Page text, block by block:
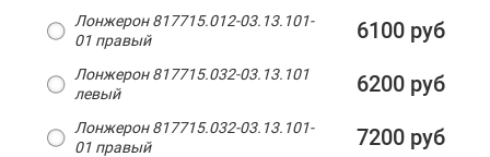
Лонжерон 817715.012-03.13.101-
01 правый
6100 руб
Лонжерон 817715.032-03.13.101
левый
6200 руб
Лонжерон 817715.032-03.13.101-
01 правый
7200 руб